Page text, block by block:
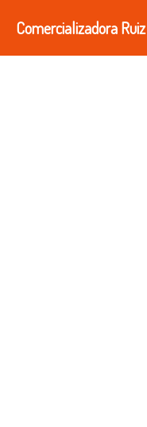
Comercializadora Ruiz